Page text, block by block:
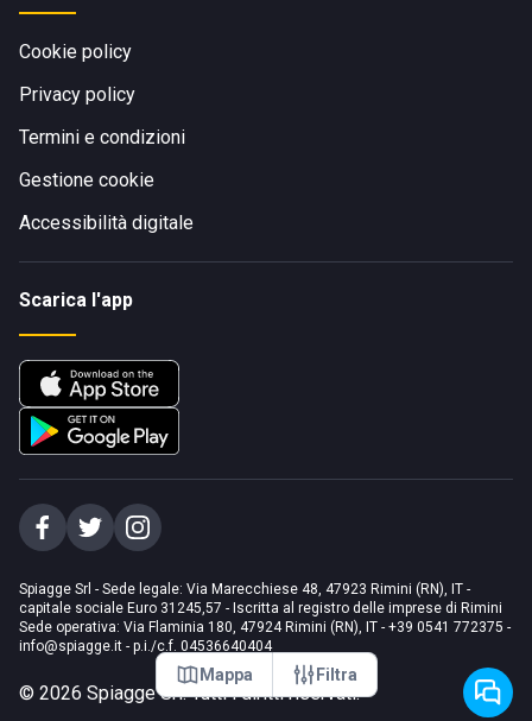
Mappa Filtra
Cookie policy
Privacy policy
Termini e condizioni
Gestione cookie
Accessibilità digitale
Scarica l'app
Spiagge Srl - Sede legale: Via Marecchiese 48, 47923 Rimini (RN), IT -
capitale sociale Euro 31245,57 - Iscritta al registro delle imprese di Rimini
Sede operativa: Via Flaminia 180, 47924 Rimini (RN), IT - +39 0541 772375 -
info@spiagge.it - p.i./c.f. 04536640404
© 2026 Spiagge Srl. Tutti i diritti riservati.